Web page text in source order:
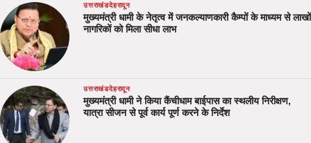
उत्तराखंडदेहरादून
मुख्यमंत्री धामी के नेतृत्व में जनकल्याणकारी कैम्पों के माध्यम से लाखों
नागरिकों को मिला सीधा लाभ
उत्तराखंडदेहरादून
मुख्यमंत्री धामी ने किया कैंचीधाम बाईपास का स्थलीय निरीक्षण,
यात्रा सीजन से पूर्व कार्य पूर्ण करने के निर्देश